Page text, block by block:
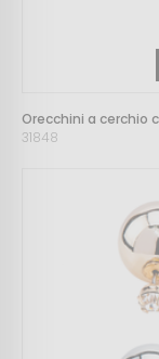
Orecchini a cerchio
31848